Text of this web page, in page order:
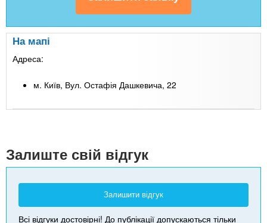
На мапі
Адреса:
м. Київ, Вул. Остафія Дашкевича, 22
Залиште свій відгук
Залишити відгук
Всі відгуки достовірні! До публікації допускаються тільки